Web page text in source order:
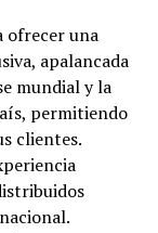
ofrecer una
apalancada
mundial y la
permitiendo
clientes.